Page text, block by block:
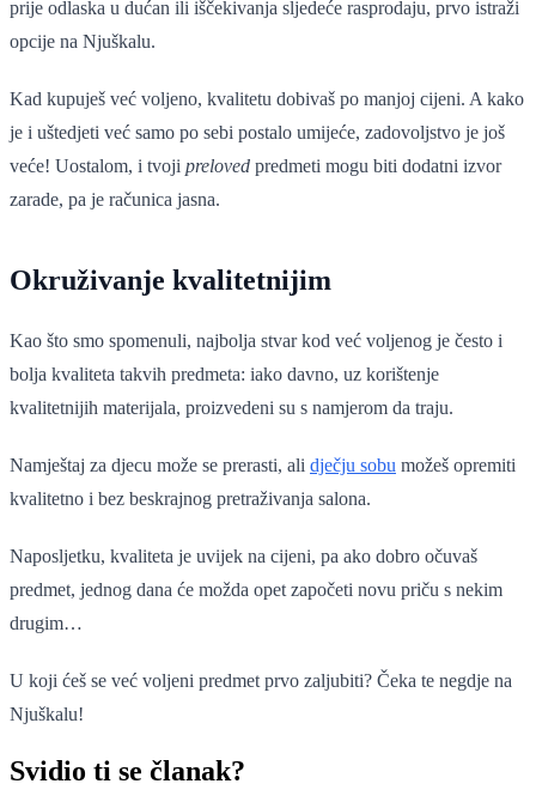
prije odlaska u dućan ili iščekivanja sljedeće rasprodaju, prvo istraži
opcije na Njuškalu.
Kad kupuješ već voljeno, kvalitetu dobivaš po manjoj cijeni. A kako
je i uštedjeti već samo po sebi postalo umijeće, zadovoljstvo je još
veće! Uostalom, i tvoji preloved predmeti mogu biti dodatni izvor
zarade, pa je računica jasna.
Okruživanje kvalitetnijim
Kao što smo spomenuli, najbolja stvar kod već voljenog je često i
bolja kvaliteta takvih predmeta: iako davno, uz korištenje
kvalitetnijih materijala, proizvedeni su s namjerom da traju.
Namještaj za djecu može se prerasti, ali dječju sobu možeš opremiti
kvalitetno i bez beskrajnog pretraživanja salona.
Naposljetku, kvaliteta je uvijek na cijeni, pa ako dobro očuvaš
predmet, jednog dana će možda opet započeti novu priču s nekim
drugim…
U koji ćeš se već voljeni predmet prvo zaljubiti? Čeka te negdje na
Njuškalu!
Svidio ti se članak?